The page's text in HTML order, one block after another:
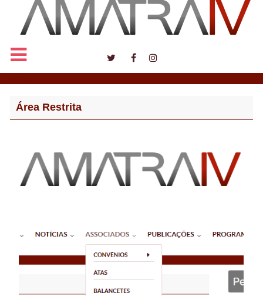
Área Restrita